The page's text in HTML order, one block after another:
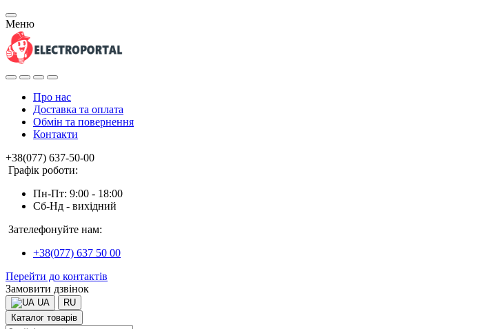
Меню
Про нас
Доставка та оплата
Обмін та повернення
Контакти
+38(077) 637-50-00
Графік роботи:
Пн-Пт: 9:00 - 18:00
Сб-Нд - вихідний
Зателефонуйте нам:
+38(077) 637 50 00
Перейти до контактів
Замовити дзвінок
UA
RU
Каталог товарів